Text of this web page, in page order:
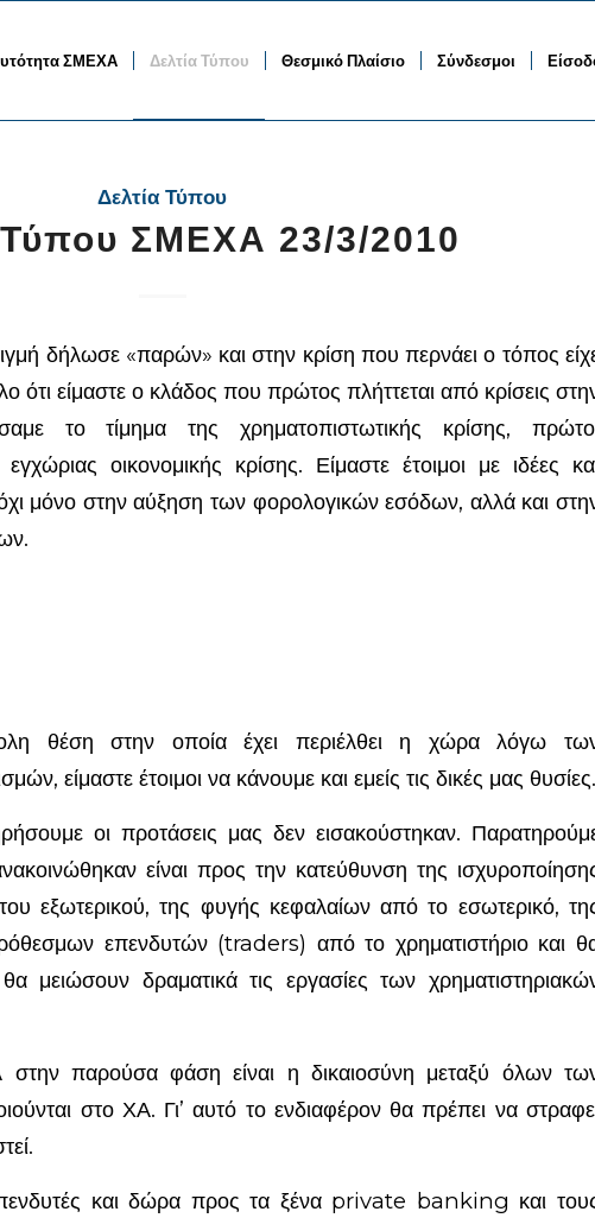
ΣΜΕΧΑ Δελτία Τύπου Θεσμικό Πλαίσιο Σύνδεσμοι
Δελτία Τύπου
Τύπου ΣΜΕΧΑ 23/3/2010
δήλωσε «παρών» και στην κρίση που περνάει ο τόπος
ότι είμαστε ο κλάδος που πρώτος πλήττεται από κρίσεις
το τίμημα της χρηματοπιστωτικής κρίσης,
οικονομικής κρίσης. Είμαστε έτοιμοι με ιδέες
μόνο στην αύξηση των φορολογικών εσόδων, αλλά και
θέση στην οποία έχει περιέλθει η χώρα λόγω
είμαστε έτοιμοι να κάνουμε και εμείς τις δικές μας θυσίες.
οι προτάσεις μας δεν εισακούστηκαν.
είναι προς την κατεύθυνση της
εξωτερικού, της φυγής κεφαλαίων από το εσωτερικό,
επενδυτών (traders) από το χρηματιστήριο και
μειώσουν δραματικά τις εργασίες των
παρούσα φάση είναι η δικαιοσύνη μεταξύ όλων
στο ΧΑ. Γι’ αυτό το ενδιαφέρον θα πρέπει να
και δώρα προς τα ξένα private banking και